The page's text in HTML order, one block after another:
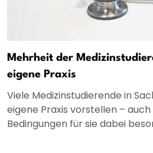
Mehrheit der
eigene Praxis
Viele Medizinstudierende in
eigene Praxis vorstellen –
Bedingungen für sie dabei